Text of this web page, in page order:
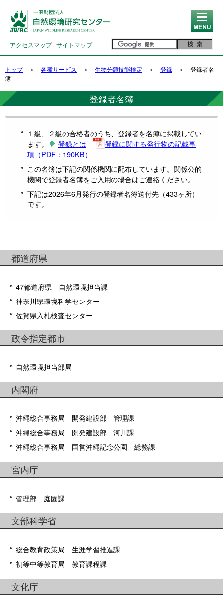
アクセスマップ サイトマップ
MENU
トップ＞ 各種サービス ＞ 生物分類技能検定 ＞ 登録 ＞ 登録者名
簿
登録者名簿
１級、２級の合格者のうち、登録者を名簿に掲載してい
ます。
登録とは
登録に関する発行物の記載事
項（PDF：190KB）
この名簿は下記の関係機関に配布しています。関係公的
機関で登録者名簿をご入用の場合はご連絡ください。
下記は2026年6月発行の登録者名簿送付先（433ヶ所）
です。
都道府県
47都道府県 自然環境担当課
神奈川県環境科学センター
佐賀県入札検査センター
政令指定都市
自然環境担当部局
内閣府
沖縄総合事務局 開発建設部 管理課
沖縄総合事務局 開発建設部 河川課
沖縄総合事務局 国営沖縄記念公園 総務課
宮内庁
管理部 庭園課
文部科学省
総合教育政策局 生涯学習推進課
初等中等教育局 教育課程課
文化庁